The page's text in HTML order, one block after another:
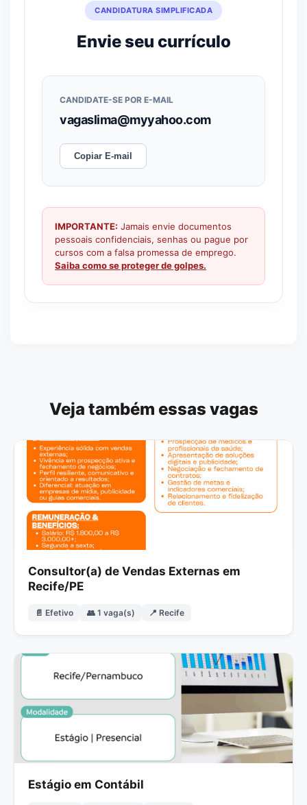
CANDIDATURA SIMPLIFICADA
Envie seu currículo
CANDIDATE-SE POR E-MAIL
vagaslima@myyahoo.com
Copiar E-mail
IMPORTANTE: Jamais envie documentos
pessoais confidenciais, senhas ou pague por
cursos com a falsa promessa de emprego.
Saiba como se proteger de golpes.
Veja também essas vagas
Consultor(a) de Vendas Externas em
Recife/PE
📄 Efetivo 👥 1 vaga(s) 📍 Recife
Estágio em Contábil